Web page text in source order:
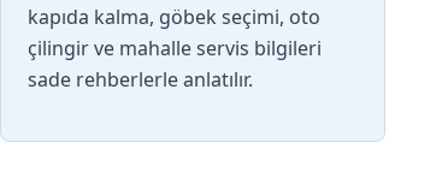
kapıda kalma, göbek seçimi, oto
çilingir ve mahalle servis bilgileri
sade rehberlerle anlatılır.